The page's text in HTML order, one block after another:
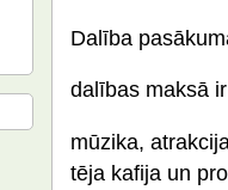
Dalība
dalības maksā
mūzika,
tēja kafija un